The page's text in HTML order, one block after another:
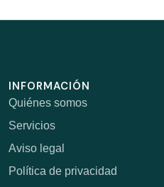
INFORMACIÓN
Quiénes somos
Servicios
Aviso legal
Política de privacidad